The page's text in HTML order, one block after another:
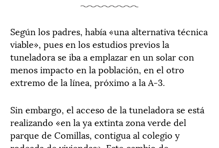
Según los padres, había «una alternativa técnica
viable», pues en los estudios previos la
tuneladora se iba a emplazar en un solar con
menos impacto en la población, en el otro
extremo de la línea, próximo a la A-3.
Sin embargo, el acceso de la tuneladora se está
realizando «en la ya extinta zona verde del
parque de Comillas, contigua al colegio y